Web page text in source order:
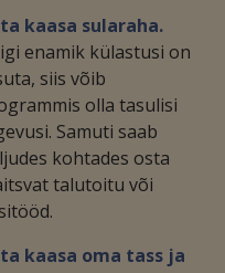
kaasa sularaha.
enamik külastusi on
siis võib
olla tasulisi
Samuti saab
kohtades osta
talutoitu või
kaasa oma tass ja